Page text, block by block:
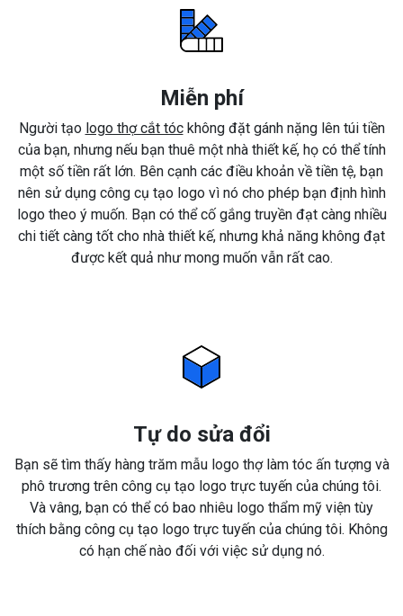
Miễn phí
Người tạo logo thợ cắt tóckhông đặt gánh nặng lên túi tiền
của bạn, nhưng nếu bạn thuê một nhà thiết kế, họ có thể tính
một số tiền rất lớn. Bên cạnh các điều khoản về tiền tệ, bạn
nên sử dụng công cụ tạo logo vì nó cho phép bạn định hình
logo theo ý muốn. Bạn có thể cố gắng truyền đạt càng nhiều
chi tiết càng tốt cho nhà thiết kế, nhưng khả năng không đạt
được kết quả như mong muốn vẫn rất cao.
Tự do sửa đổi
Bạn sẽ tìm thấy hàng trăm mẫu logo thợ làm tóc ấn tượng và
phô trương trên công cụ tạo logo trực tuyến của chúng tôi.
Và vâng, bạn có thể có bao nhiêu logo thẩm mỹ viện tùy
thích bằng công cụ tạo logo trực tuyến của chúng tôi. Không
có hạn chế nào đối với việc sử dụng nó.